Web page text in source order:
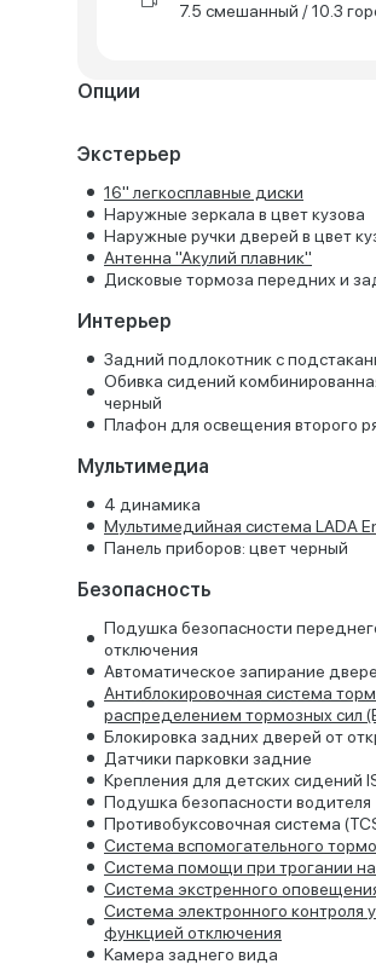
7.5 смешанный / 10.3
Опции
Экстерьер
16'' легкосплавные диски
Наружные зеркала в цвет кузова
Наружные ручки дверей в цвет
Антенна "Акулий плавник"
Дисковые тормоза передних и
Интерьер
Задний подлокотник с
Обивка сидений
черный
Плафон для освещения второго
Мультимедиа
4 динамика
Мультимедийная система LADA
Панель приборов: цвет черный
Безопасность
Подушка безопасности
отключения
Автоматическое запирание
Антиблокировочная система
распределением тормозных сил
Блокировка задних дверей от
Датчики парковки задние
Крепления для детских сидений
Подушка безопасности водителя
Противобуксовочная система
Система вспомогательного
Система помощи при трогании
Система экстренного
Система электронного контроля
функцией отключения
Kамера заднего вида